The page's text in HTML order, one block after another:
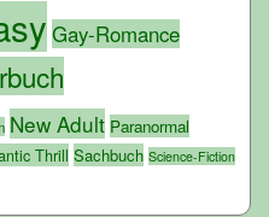
Gay-Romance
New Adult Paranormal
Thrill Sachbuch Science-Fiction